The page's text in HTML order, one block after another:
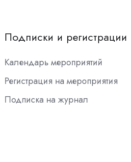
Подписки и регистрации
Календарь мероприятий
Регистрация на мероприятия
Подписка на журнал